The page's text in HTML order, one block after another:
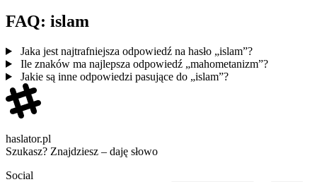
FAQ: islam
Jaka jest najtrafniejsza odpowiedź na hasło „islam”?
Ile znaków ma najlepsza odpowiedź „mahometanizm”?
Jakie są inne odpowiedzi pasujące do „islam”?
haslator.pl
Szukasz? Znajdziesz – daję słowo
Social